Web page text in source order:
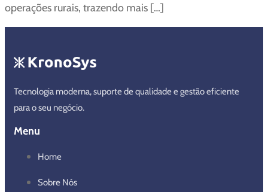
operações rurais, trazendo mais […]
Tecnologia moderna, suporte de qualidade e gestão eficiente
para o seu negócio.
Menu
Home
Sobre Nós